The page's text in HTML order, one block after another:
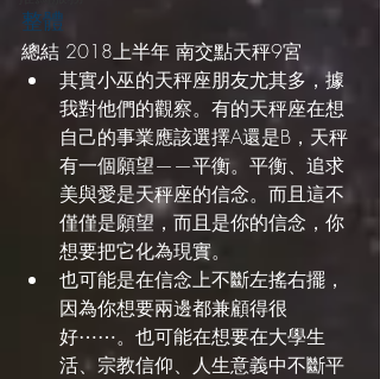
整體
總結 2018上半年 南交點天秤9宮
其實小巫的天秤座朋友尤其多，據
我對他們的觀察。有的天秤座在想
自己的事業應該選擇A還是B，天秤
有一個願望——平衡。平衡、追求
美與愛是天秤座的信念。而且這不
僅僅是願望，而且是你的信念，你
想要把它化為現實。
也可能是在信念上不斷左搖右擺，
因為你想要兩邊都兼顧得很
好⋯⋯。也可能在想要在大學生
活、宗教信仰、人生意義中不斷平